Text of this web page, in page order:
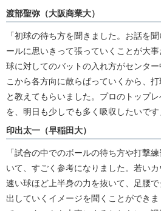
渡部聖弥（大阪商業大）
「初球の待ち方を聞きました。お話を
ールに思いきって張っていくことが大事
球に対してのバットの入れ方がセンタ
こから各方向に散らばっていくから、
と教えてもらいました。プロのトップ
を、明日も少しでも多く吸収したいです
印出太一（早稲田大）
「試合の中でのボールの待ち方や打撃
いて、すごく参考になりました。若いカ
速い球ほど上半身の力を抜いて、足腰
出していくイメージを聞くことができ